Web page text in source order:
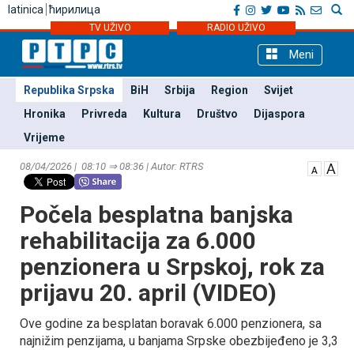
latinica ћирилица
TV UŽIVO RADIO UŽIVO
Meni
Republika Srpska BiH Srbija Region
Svijet
Hronika
Privreda Kultura Društvo
Dijaspora
Vrijeme
08/04/2026 | 08:10 ⇒ 08:36 | Autor: RTRS
Počela besplatna banjska
rehabilitacija za 6.000
penzionera u Srpskoj, rok za
prijavu 20. april (VIDEO)
Ove godine za besplatan boravak 6.000 penzionera, sa
najnižim penzijama, u banjama Srpske obezbijeđeno je 3,3